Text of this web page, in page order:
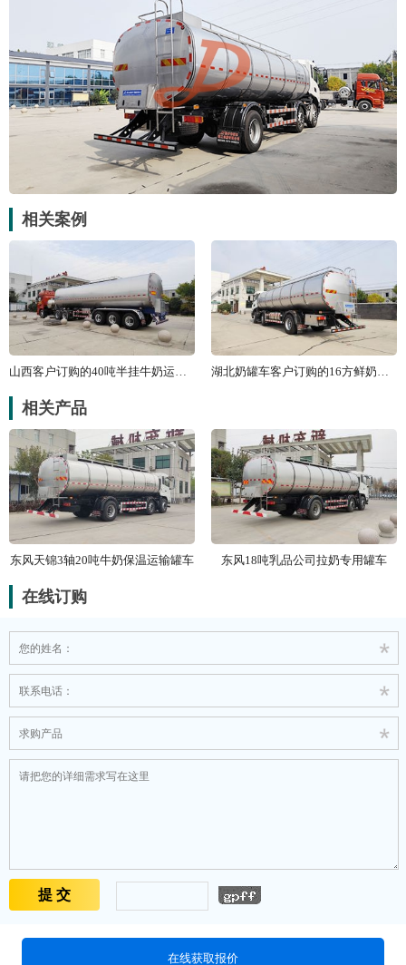
相关案例
相关产品
东风天锦3轴20吨牛奶保温运输罐车 东风18吨乳品公司拉奶专用罐车
在线订购
在线获取报价